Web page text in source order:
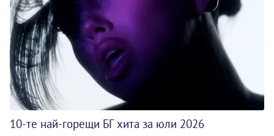
10-те най-горещи БГ хита за юли 2026